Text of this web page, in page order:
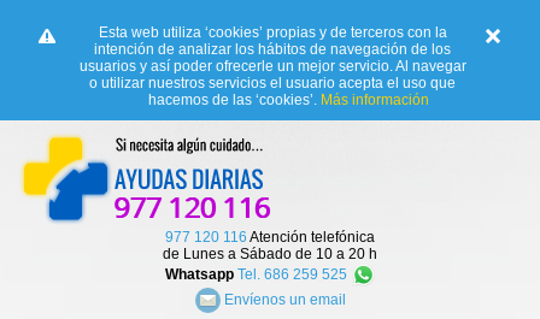
Esta web utiliza ‘cookies’ propias y de terceros con la
intención de analizar los hábitos de navegación de los
usuarios y así poder ofrecerle un mejor servicio. Al navegar
o utilizar nuestros servicios el usuario acepta el uso que
hacemos de las ‘cookies’. Más información
977 120 116 Atención telefónica
de Lunes a Sábado de 10 a 20 h
Whatsapp Tel. 686 259 525
Envíenos un email